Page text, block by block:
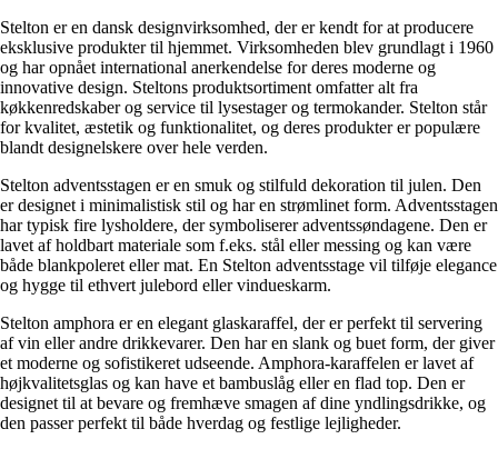
Stelton er en dansk designvirksomhed, der er kendt for at producere
eksklusive produkter til hjemmet. Virksomheden blev grundlagt i 1960
og har opnået international anerkendelse for deres moderne og
innovative design. Steltons produktsortiment omfatter alt fra
køkkenredskaber og service til lysestager og termokander. Stelton står
for kvalitet, æstetik og funktionalitet, og deres produkter er populære
blandt designelskere over hele verden.
Stelton adventsstagen er en smuk og stilfuld dekoration til julen. Den
er designet i minimalistisk stil og har en strømlinet form. Adventsstagen
har typisk fire lysholdere, der symboliserer adventssøndagene. Den er
lavet af holdbart materiale som f.eks. stål eller messing og kan være
både blankpoleret eller mat. En Stelton adventsstage vil tilføje elegance
og hygge til ethvert julebord eller vindueskarm.
Stelton amphora er en elegant glaskaraffel, der er perfekt til servering
af vin eller andre drikkevarer. Den har en slank og buet form, der giver
et moderne og sofistikeret udseende. Amphora-karaffelen er lavet af
højkvalitetsglas og kan have et bambuslåg eller en flad top. Den er
designet til at bevare og fremhæve smagen af dine yndlingsdrikke, og
den passer perfekt til både hverdag og festlige lejligheder.